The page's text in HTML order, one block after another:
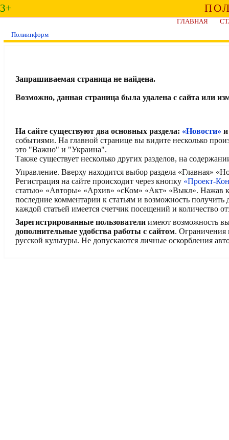
3+
ГЛАВНАЯ
Полиинформ
Запрашиваемая страница не найдена.
Возможно, данная страница была удалена с сайта или
На сайте существуют два основных раздела: «Новости»
событиями. На главной странице вы видите несколько
это "Важно" и "Украина".
Также существует несколько других разделов, на
Управление. Вверху находится выбор раздела «Главная»
Регистрация на сайте происходит через кнопку «Проект-
статью» «Авторы» «Архив» «сКом» «Акт» «Выкл». Нажав
последние комментарии к статьям и возможность
каждой статьей имеется счетчик посещений и количество
Зарегистрированные пользователи имеют возможность
дополнительные удобства работы с сайтом.
русской культуры. Не допускаются личные оскорбления